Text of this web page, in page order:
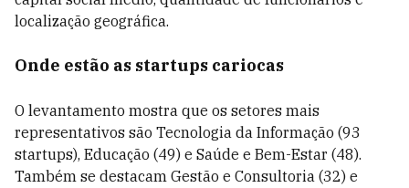
localização geográfica.
Onde estão as startups cariocas
O levantamento mostra que os setores mais
representativos são Tecnologia da Informação (93
startups), Educação (49) e Saúde e Bem-Estar (48).
Também se destacam Gestão e Consultoria (32) e